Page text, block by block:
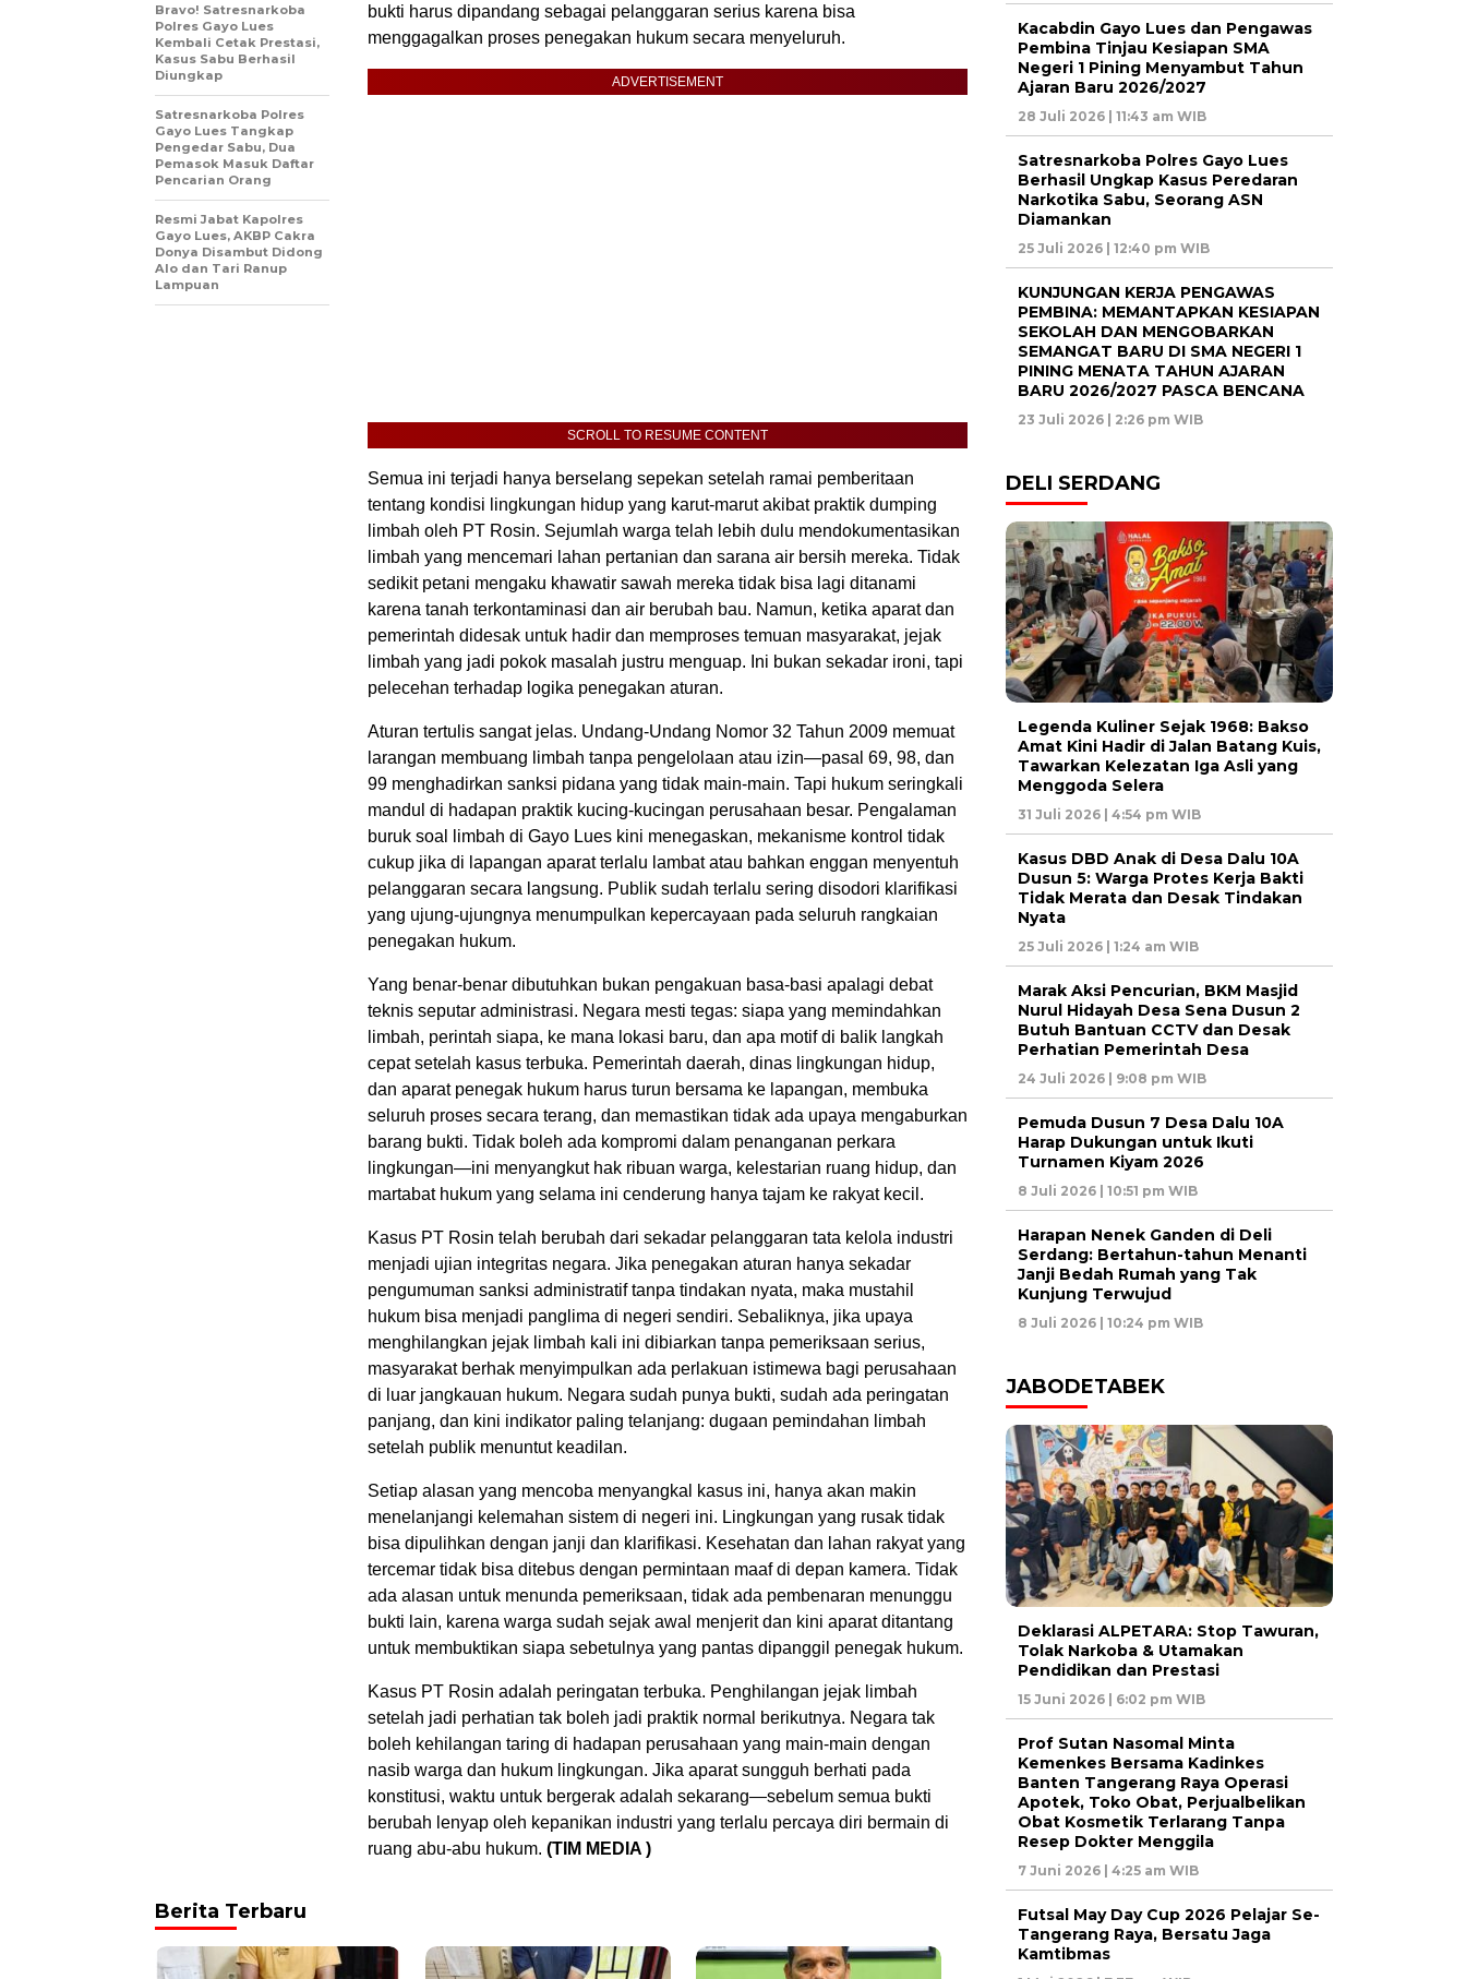
bukti harus dipandang sebagai pelanggaran serius karena bisa
menggagalkan proses penegakan hukum secara menyeluruh.
ADVERTISEMENT
SCROLL TO RESUME CONTENT
Semua ini terjadi hanya berselang sepekan setelah ramai pemberitaan
tentang kondisi lingkungan hidup yang karut-marut akibat praktik dumping
limbah oleh PT Rosin. Sejumlah warga telah lebih dulu mendokumentasikan
limbah yang mencemari lahan pertanian dan sarana air bersih mereka. Tidak
sedikit petani mengaku khawatir sawah mereka tidak bisa lagi ditanami
karena tanah terkontaminasi dan air berubah bau. Namun, ketika aparat dan
pemerintah didesak untuk hadir dan memproses temuan masyarakat, jejak
limbah yang jadi pokok masalah justru menguap. Ini bukan sekadar ironi, tapi
pelecehan terhadap logika penegakan aturan.
Aturan tertulis sangat jelas. Undang-Undang Nomor 32 Tahun 2009 memuat
larangan membuang limbah tanpa pengelolaan atau izin—pasal 69, 98, dan
99 menghadirkan sanksi pidana yang tidak main-main. Tapi hukum seringkali
mandul di hadapan praktik kucing-kucingan perusahaan besar. Pengalaman
buruk soal limbah di Gayo Lues kini menegaskan, mekanisme kontrol tidak
cukup jika di lapangan aparat terlalu lambat atau bahkan enggan menyentuh
pelanggaran secara langsung. Publik sudah terlalu sering disodori klarifikasi
yang ujung-ujungnya menumpulkan kepercayaan pada seluruh rangkaian
penegakan hukum.
Yang benar-benar dibutuhkan bukan pengakuan basa-basi apalagi debat
teknis seputar administrasi. Negara mesti tegas: siapa yang memindahkan
limbah, perintah siapa, ke mana lokasi baru, dan apa motif di balik langkah
cepat setelah kasus terbuka. Pemerintah daerah, dinas lingkungan hidup,
dan aparat penegak hukum harus turun bersama ke lapangan, membuka
seluruh proses secara terang, dan memastikan tidak ada upaya mengaburkan
barang bukti. Tidak boleh ada kompromi dalam penanganan perkara
lingkungan—ini menyangkut hak ribuan warga, kelestarian ruang hidup, dan
martabat hukum yang selama ini cenderung hanya tajam ke rakyat kecil.
Kasus PT Rosin telah berubah dari sekadar pelanggaran tata kelola industri
menjadi ujian integritas negara. Jika penegakan aturan hanya sekadar
pengumuman sanksi administratif tanpa tindakan nyata, maka mustahil
hukum bisa menjadi panglima di negeri sendiri. Sebaliknya, jika upaya
menghilangkan jejak limbah kali ini dibiarkan tanpa pemeriksaan serius,
masyarakat berhak menyimpulkan ada perlakuan istimewa bagi perusahaan
di luar jangkauan hukum. Negara sudah punya bukti, sudah ada peringatan
panjang, dan kini indikator paling telanjang: dugaan pemindahan limbah
setelah publik menuntut keadilan.
Setiap alasan yang mencoba menyangkal kasus ini, hanya akan makin
menelanjangi kelemahan sistem di negeri ini. Lingkungan yang rusak tidak
bisa dipulihkan dengan janji dan klarifikasi. Kesehatan dan lahan rakyat yang
tercemar tidak bisa ditebus dengan permintaan maaf di depan kamera. Tidak
ada alasan untuk menunda pemeriksaan, tidak ada pembenaran menunggu
bukti lain, karena warga sudah sejak awal menjerit dan kini aparat ditantang
untuk membuktikan siapa sebetulnya yang pantas dipanggil penegak hukum.
Kasus PT Rosin adalah peringatan terbuka. Penghilangan jejak limbah
setelah jadi perhatian tak boleh jadi praktik normal berikutnya. Negara tak
boleh kehilangan taring di hadapan perusahaan yang main-main dengan
nasib warga dan hukum lingkungan. Jika aparat sungguh berhati pada
konstitusi, waktu untuk bergerak adalah sekarang—sebelum semua bukti
berubah lenyap oleh kepanikan industri yang terlalu percaya diri bermain di
ruang abu-abu hukum. (TIM MEDIA )
Bravo! Satresnarkoba
Polres Gayo Lues
Kembali Cetak Prestasi,
Kasus Sabu Berhasil
Diungkap
Satresnarkoba Polres
Gayo Lues Tangkap
Pengedar Sabu, Dua
Pemasok Masuk Daftar
Pencarian Orang
Resmi Jabat Kapolres
Gayo Lues, AKBP Cakra
Donya Disambut Didong
Alo dan Tari Ranup
Lampuan
Berita Terbaru
Kacabdin Gayo Lues dan Pengawas
Pembina Tinjau Kesiapan SMA
Negeri 1 Pining Menyambut Tahun
Ajaran Baru 2026/2027
28 Juli 2026 | 11:43 am WIB
Satresnarkoba Polres Gayo Lues
Berhasil Ungkap Kasus Peredaran
Narkotika Sabu, Seorang ASN
Diamankan
25 Juli 2026 | 12:40 pm WIB
KUNJUNGAN KERJA PENGAWAS
PEMBINA: MEMANTAPKAN KESIAPAN
SEKOLAH DAN MENGOBARKAN
SEMANGAT BARU DI SMA NEGERI 1
PINING MENATA TAHUN AJARAN
BARU 2026/2027 PASCA BENCANA
23 Juli 2026 | 2:26 pm WIB
DELI SERDANG
Legenda Kuliner Sejak 1968: Bakso
Amat Kini Hadir di Jalan Batang Kuis,
Tawarkan Kelezatan Iga Asli yang
Menggoda Selera
31 Juli 2026 | 4:54 pm WIB
Kasus DBD Anak di Desa Dalu 10A
Dusun 5: Warga Protes Kerja Bakti
Tidak Merata dan Desak Tindakan
Nyata
25 Juli 2026 | 1:24 am WIB
Marak Aksi Pencurian, BKM Masjid
Nurul Hidayah Desa Sena Dusun 2
Butuh Bantuan CCTV dan Desak
Perhatian Pemerintah Desa
24 Juli 2026 | 9:08 pm WIB
Pemuda Dusun 7 Desa Dalu 10A
Harap Dukungan untuk Ikuti
Turnamen Kiyam 2026
8 Juli 2026 | 10:51 pm WIB
Harapan Nenek Ganden di Deli
Serdang: Bertahun-tahun Menanti
Janji Bedah Rumah yang Tak
Kunjung Terwujud
8 Juli 2026 | 10:24 pm WIB
JABODETABEK
Deklarasi ALPETARA: Stop Tawuran,
Tolak Narkoba & Utamakan
Pendidikan dan Prestasi
15 Juni 2026 | 6:02 pm WIB
Prof Sutan Nasomal Minta
Kemenkes Bersama Kadinkes
Banten Tangerang Raya Operasi
Apotek, Toko Obat, Perjualbelikan
Obat Kosmetik Terlarang Tanpa
Resep Dokter Menggila
7 Juni 2026 | 4:25 am WIB
Futsal May Day Cup 2026 Pelajar Se-
Tangerang Raya, Bersatu Jaga
Kamtibmas